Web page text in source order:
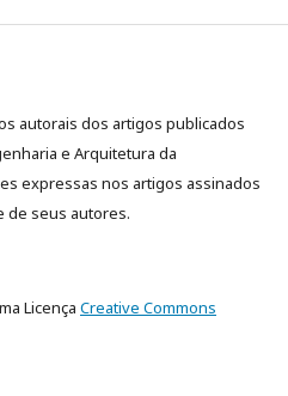
autorais dos artigos publicados
e Arquitetura da
expressas nos artigos assinados
de seus autores.
Licença Creative Commons